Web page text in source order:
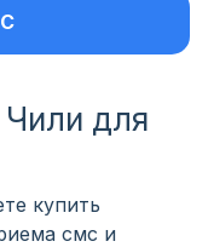
для
купить
смс и